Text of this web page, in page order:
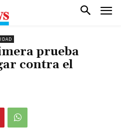
prueba
contra el